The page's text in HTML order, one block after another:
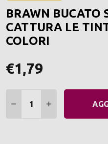
BRAWN BUCATO
CATTURA LE
COLORI
€1,79
DIMINUIRE QUANTITÀ:
AUMENTARE